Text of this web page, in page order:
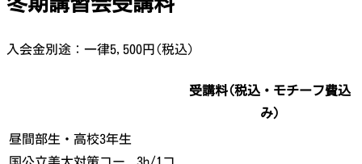
入会金別途：一律5,500円(税込)
受講料(税込・モチーフ費込
み)
昼間部生・高校3年生
国公立美大対策コー
3h/1コ